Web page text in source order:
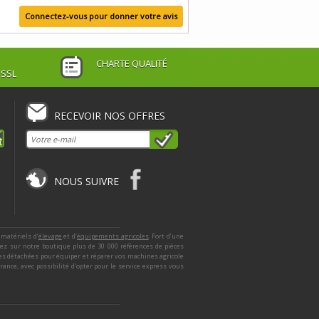
Connectez-vous pour donner votre avis
CHARTE QUALITÉ
RECEVOIR NOS OFFRES
NOUS SUIVRE
d’élevage et d’équipements agricoles. Fort d’une
sur notre boutique plus de 30 000 références de pièces
détachées pour équiper et réparer vos machines agricole
avec possibilité d’opter pour le service express vous